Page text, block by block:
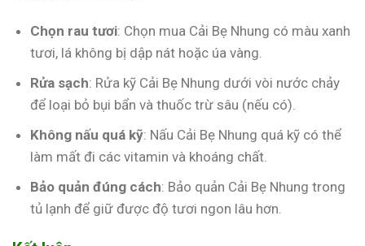
Chọn rau tươi: Chọn mua Cải Bẹ Nhung có màu xanh
tươi, lá không bị dập nát hoặc úa vàng.
Rửa sạch: Rửa kỹ Cải Bẹ Nhung dưới vòi nước chảy
để loại bỏ bụi bẩn và thuốc trừ sâu (nếu có).
Không nấu quá kỹ: Nấu Cải Bẹ Nhung quá kỹ có thể
làm mất đi các vitamin và khoáng chất.
Bảo quản đúng cách: Bảo quản Cải Bẹ Nhung trong
tủ lạnh để giữ được độ tươi ngon lâu hơn.